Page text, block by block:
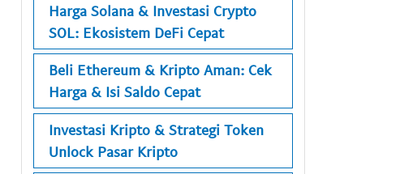
Harga Solana & Investasi Crypto
SOL: Ekosistem DeFi Cepat
Beli Ethereum & Kripto Aman: Cek
Harga & Isi Saldo Cepat
Investasi Kripto & Strategi Token
Unlock Pasar Kripto